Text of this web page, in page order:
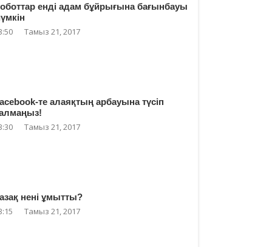
енді адам бұйрығына бағынбауы
Тамыз 21, 2017
те алаяқтың арбауына түсіп
Тамыз 21, 2017
нені ұмытты?
Тамыз 21, 2017